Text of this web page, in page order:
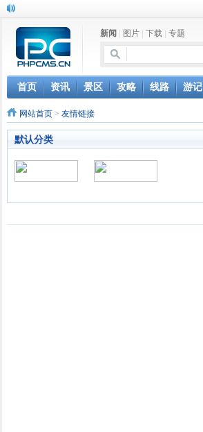
新闻 图片 下载 专题
首页 资讯 景区 攻略 线路 游记
网站首页 > 友情链接
默认分类